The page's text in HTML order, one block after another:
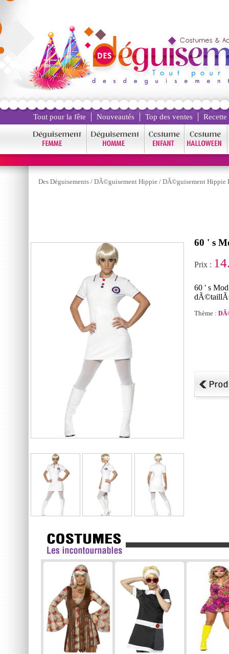
Tout pour la fête Nouveautés Top des ventes
Des Déguisements / DÃ©guisement Hippie / DÃ©guisement Hippie
60 ' s
Prix :
60 ' s
Thème :